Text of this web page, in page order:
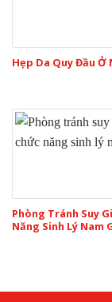
Hẹp Da Quy Đầu Ở
Phòng Tránh Suy
Năng Sinh Lý Nam